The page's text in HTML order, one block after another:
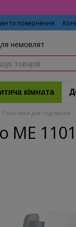
та повернення
немовлят
кімната
Стільчики для годування
ME